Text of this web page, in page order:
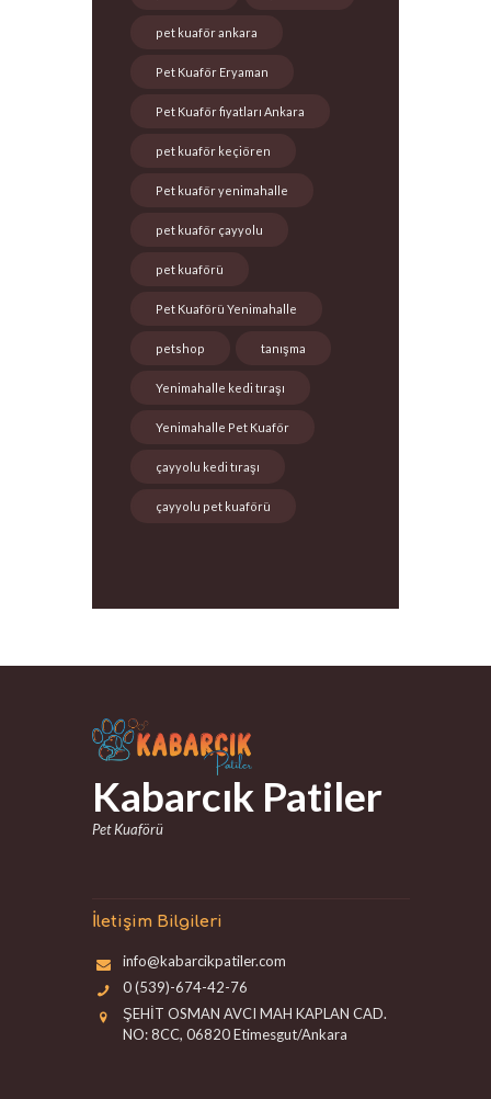
pet kuaför ankara
Pet Kuaför Eryaman
Pet Kuaför fiyatları Ankara
pet kuaför keçiören
Pet kuaför yenimahalle
pet kuaför çayyolu
pet kuaförü
Pet Kuaförü Yenimahalle
petshop tanışma
Yenimahalle kedi tıraşı
Yenimahalle Pet Kuaför
çayyolu kedi tıraşı
çayyolu pet kuaförü
Kabarcık Patiler
Pet Kuaförü
İletişim Bilgileri
info@kabarcikpatiler.com
0 (539)-674-42-76
ŞEHİT OSMAN AVCI MAH KAPLAN CAD.
NO: 8CC, 06820 Etimesgut/Ankara